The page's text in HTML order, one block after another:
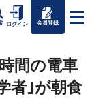
ログイン 会員登録
間の電車
者｣が朝食